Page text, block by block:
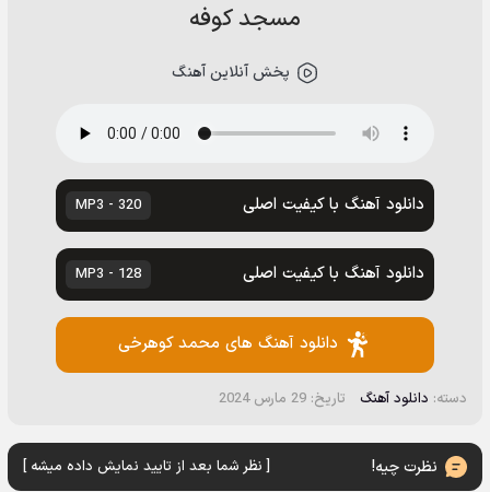
مسجد کوفه
پخش آنلاین آهنگ
دانلود آهنگ با کیفیت اصلی 320 - MP3
دانلود آهنگ با کیفیت اصلی 128 - MP3
دانلود آهنگ های محمد کوهرخی
دسته: دانلود آهنگ تاریخ: 29 مارس 2024
نظرت چیه! [ نظر شما بعد از تایید نمایش داده میشه ]